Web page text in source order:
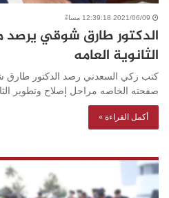
2021/06/09 12:39:18 مساءً
الدكتور طارق شوقي يرصد
الثانوية العامه
كتب زكي السعدني رصد الدكتور طارق
صفحته الخاصه مراحل إصلاح وتطوير
أكمل القراءة »